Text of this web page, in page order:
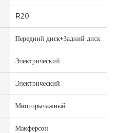
R20
Передний диск+Задний диск
Электрический
Электрический
Многорычажный
Макферсон